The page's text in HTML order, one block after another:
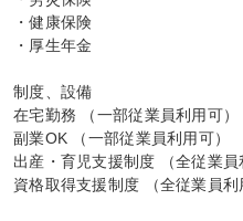
・健康保険
・厚生年金
制度、設備
在宅勤務 （一部従業員利用可）
副業OK （一部従業員利用可）
出産・育児支援制度 （全従業員
資格取得支援制度 （全従業員利